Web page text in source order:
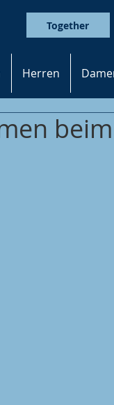
Together
Herren